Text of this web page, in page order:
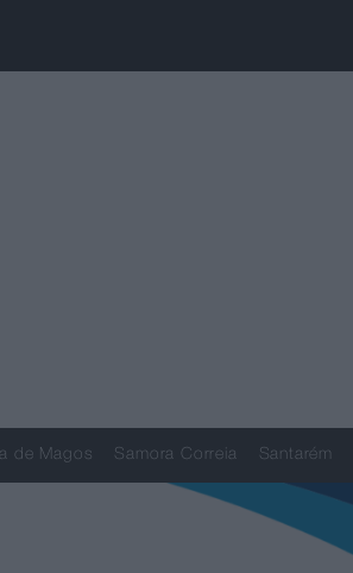
de Magos Samora Correia Santarém